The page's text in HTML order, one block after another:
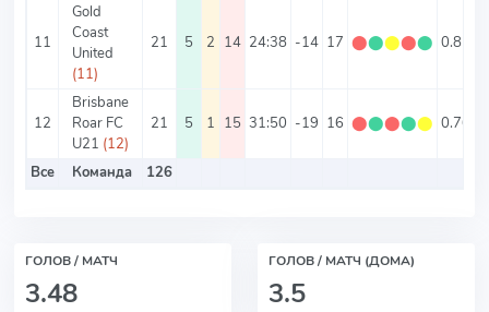
11
Gold
Coast
United
(11)
21 5 2 14 24:38 -14 17 ⬤⬤⬤⬤⬤ 0.81
12
Brisbane
Roar FC
U21 (12)
21 5 1 15 31:50 -19 16 ⬤⬤⬤⬤⬤ 0.76
Все Команда 126
ГОЛОВ / МАТЧ
3.48
ГОЛОВ / МАТЧ (ДОМА)
3.5